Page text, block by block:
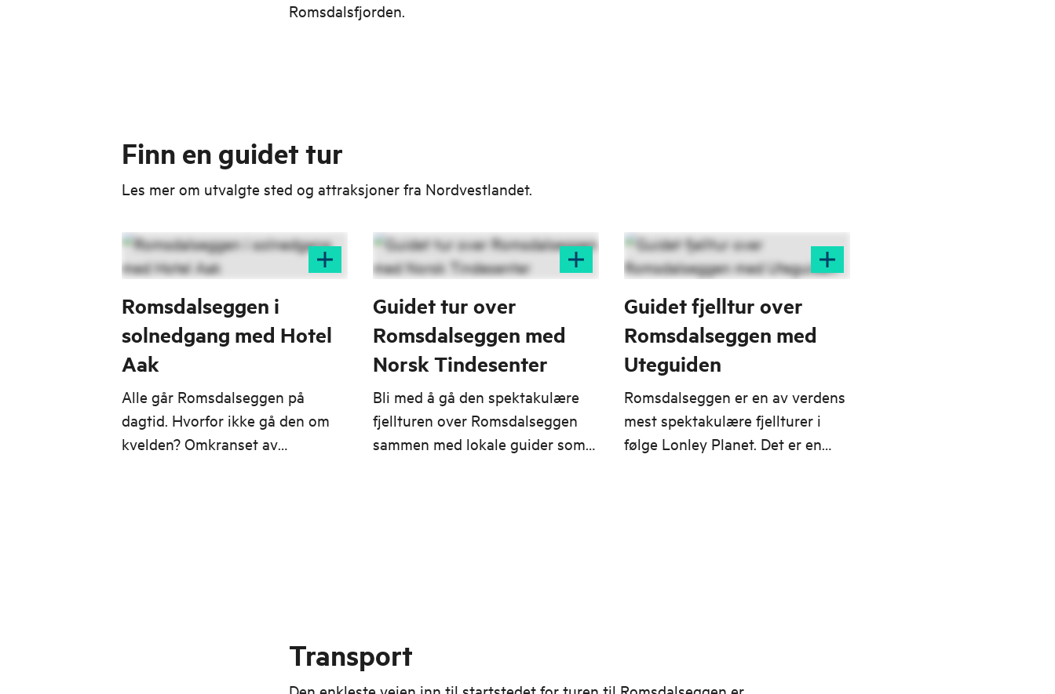
Romsdalsfjorden.
Finn en guidet tur
Les mer om utvalgte sted og attraksjoner fra Nordvestlandet.
Romsdalseggen i
solnedgang med Hotel
Aak
Alle går Romsdalseggen på
dagtid. Hvorfor ikke gå den om
kvelden? Omkranset av
Guidet tur over
Romsdalseggen med
Norsk Tindesenter
Bli med å gå den spektakulære
fjellturen over Romsdalseggen
sammen med lokale guider som
Guidet fjelltur over
Romsdalseggen med
Uteguiden
Romsdalseggen er en av verdens
mest spektakulære fjellturer i
følge Lonley Planet. Det er en
Transport